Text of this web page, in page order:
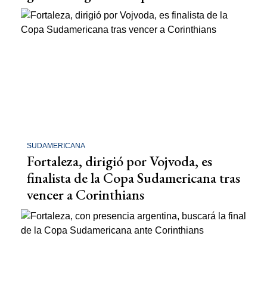
SUDAMERICANA
Fortaleza, dirigió por Vojvoda, es
finalista de la Copa Sudamericana tras
vencer a Corinthians